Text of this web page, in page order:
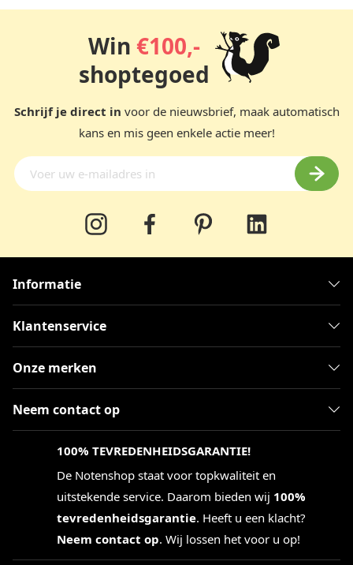
Win €100,-
shoptegoed
Schrijf je direct in voor de nieuwsbrief, maak automatisch
kans en mis geen enkele actie meer!
Informatie
Klantenservice
Onze merken
Neem contact op
100% TEVREDENHEIDSGARANTIE!
De Notenshop staat voor topkwaliteit en
uitstekende service. Daarom bieden wij 100%
tevredenheidsgarantie. Heeft u een klacht?
Neem contact op. Wij lossen het voor u op!